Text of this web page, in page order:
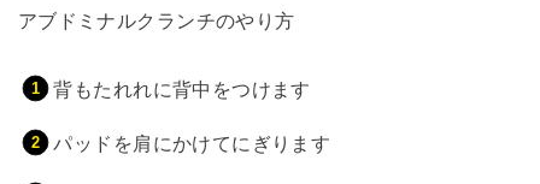
アブドミナルクランチのやり方
背もたれれに背中をつけます
パッドを肩にかけてにぎります